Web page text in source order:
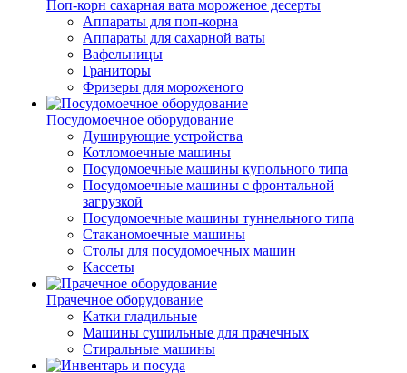
Поп-корн сахарная вата мороженое десерты
Аппараты для поп-корна
Аппараты для сахарной ваты
Вафельницы
Граниторы
Фризеры для мороженого
Посудомоечное оборудование
Душирующие устройства
Котломоечные машины
Посудомоечные машины купольного типа
Посудомоечные машины с фронтальной
загрузкой
Посудомоечные машины туннельного типа
Стаканомоечные машины
Столы для посудомоечных машин
Кассеты
Прачечное оборудование
Катки гладильные
Машины сушильные для прачечных
Стиральные машины